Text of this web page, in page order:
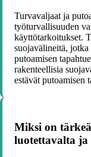
Turvavaljaat ja
työturvallisuuden
käyttötarkoitukset.
suojavälineitä,
putoamisen
rakenteellisia
estävät putoamisen
Miksi on
luotettavalta